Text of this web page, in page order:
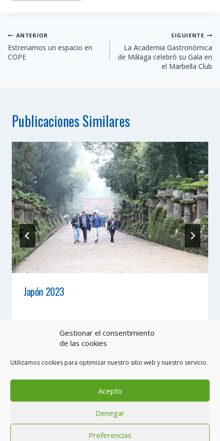
Gestionar el consentimiento
de las cookies
Utilizamos cookies para optimizar nuestro sitio web y nuestro servicio.
Acepto
Denegar
Preferencias
Navegación
de
ANTERIOR
Estrenamos un espacio en
COPE
SIGUIENTE
La Academia Gastronómica
de Málaga celebró su Gala en
el Marbella Club
Publicaciones Similares
Japón 2023
Aviso legal Política de cookies (UE)
Condiciones generales
Contacto